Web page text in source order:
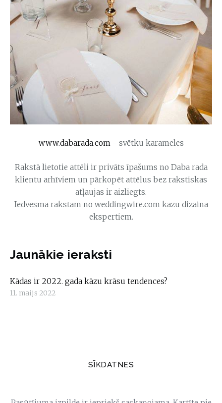
Jaunākie ieraksti
Kādas ir 2022. gada kāzu krāsu tendences?
11. maijs 2022
www.dabarada.com - svētku karameles
Rakstā lietotie attēli ir privāts īpašums no Daba rada
klientu arhīviem un pārkopēt attēlus bez rakstiskas
atļaujas ir aizliegts.
Iedvesma rakstam no weddingwire.com kāzu dizaina
ekspertiem.
SĪKDATNES